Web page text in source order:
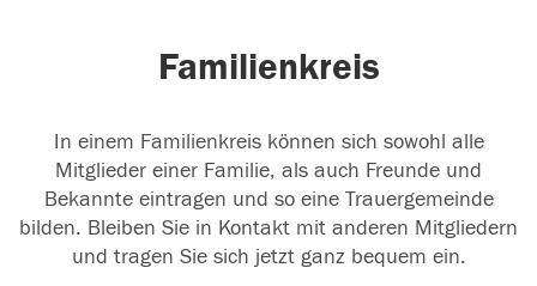
Familienkreis
In einem Familienkreis können sich sowohl alle
Mitglieder einer Familie, als auch Freunde und
Bekannte eintragen und so eine Trauergemeinde
bilden. Bleiben Sie in Kontakt mit anderen Mitgliedern
und tragen Sie sich jetzt ganz bequem ein.